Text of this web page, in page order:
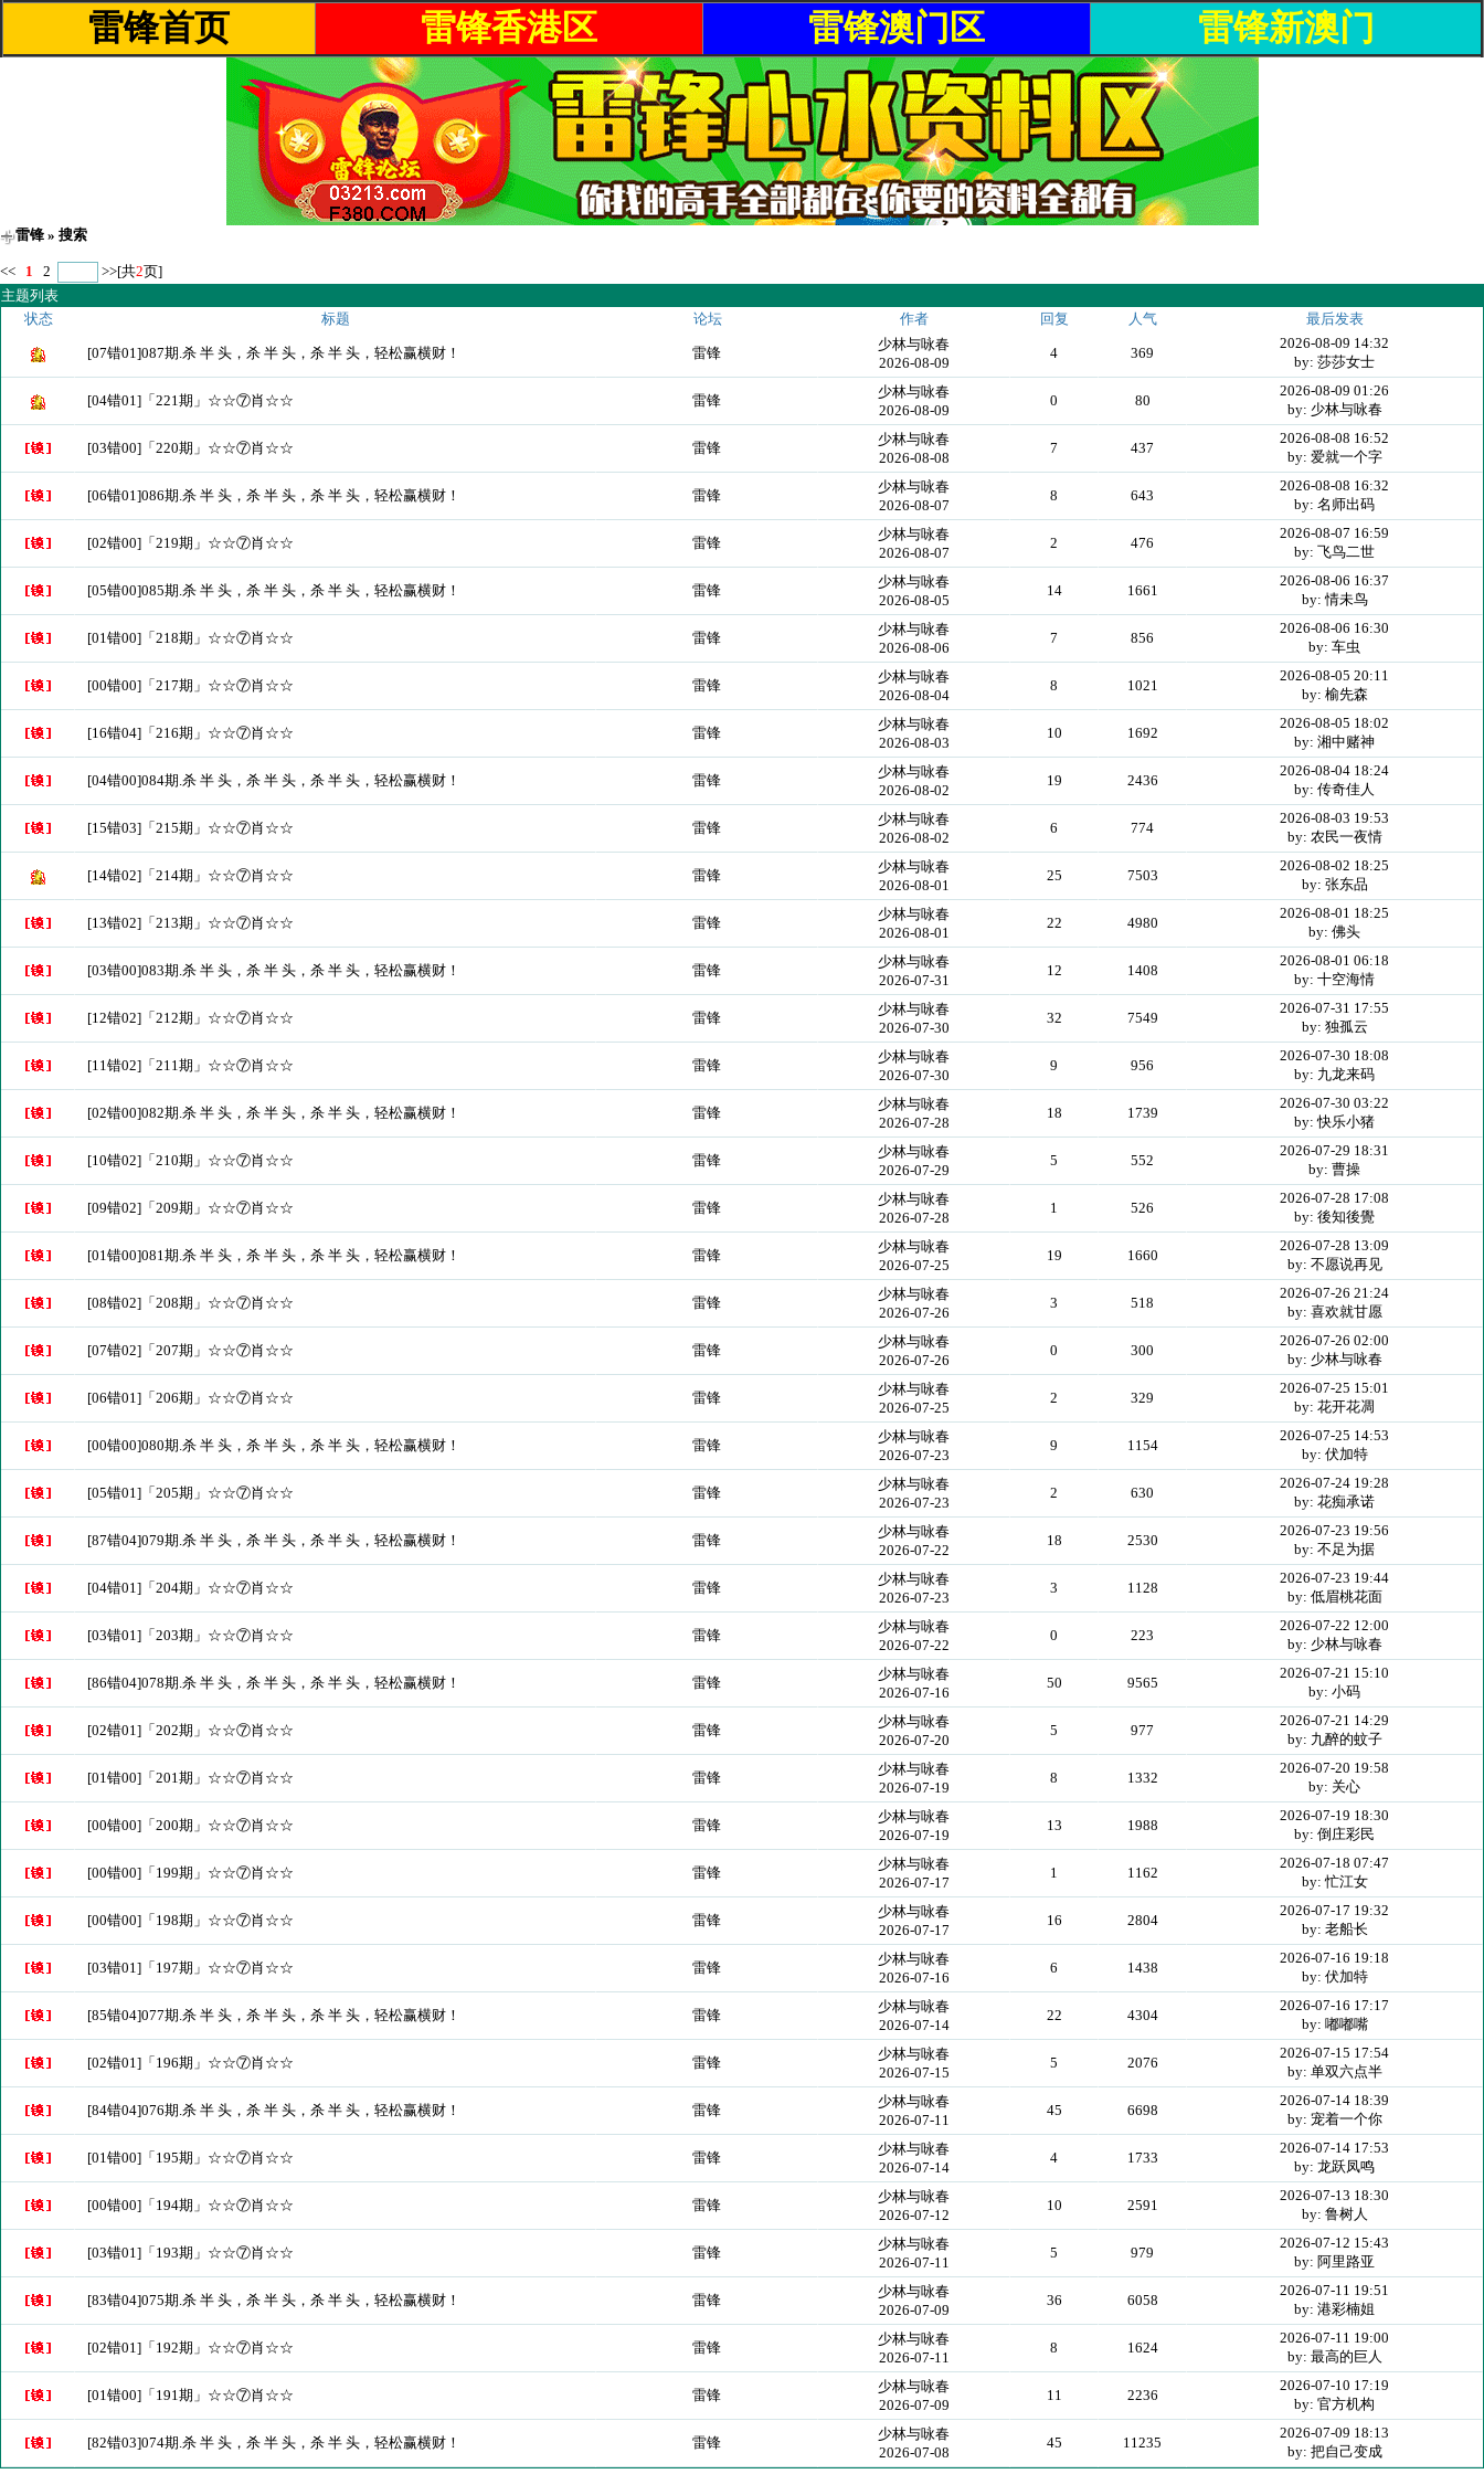
雷锋首页 雷锋香港区 雷锋澳门区 雷锋新澳门
雷锋 » 搜索
<< 1 2 >>[共2页]
主题列表
状态
标题 论坛 作者 回复 人气 最后发表
[07错01]087期.杀 半 头，杀 半 头，杀 半 头，轻松赢横财！ 雷锋
少林与咏春
2026-08-09
4 369
2026-08-09 14:32
by: 莎莎女士
[04错01]「221期」☆☆⑦肖☆☆ 雷锋
少林与咏春
2026-08-09
0 80
2026-08-09 01:26
by: 少林与咏春
[03错00]「220期」☆☆⑦肖☆☆ 雷锋
少林与咏春
2026-08-08
7 437
2026-08-08 16:52
by: 爱就一个字
[06错01]086期.杀 半 头，杀 半 头，杀 半 头，轻松赢横财！ 雷锋
少林与咏春
2026-08-07
8 643
2026-08-08 16:32
by: 名师出码
[02错00]「219期」☆☆⑦肖☆☆ 雷锋
少林与咏春
2026-08-07
2 476
2026-08-07 16:59
by: 飞鸟二世
[05错00]085期.杀 半 头，杀 半 头，杀 半 头，轻松赢横财！ 雷锋
少林与咏春
2026-08-05
14 1661
2026-08-06 16:37
by: 情未鸟
[01错00]「218期」☆☆⑦肖☆☆ 雷锋
少林与咏春
2026-08-06
7 856
2026-08-06 16:30
by: 车虫
[00错00]「217期」☆☆⑦肖☆☆ 雷锋
少林与咏春
2026-08-04
8 1021
2026-08-05 20:11
by: 榆先森
[16错04]「216期」☆☆⑦肖☆☆ 雷锋
少林与咏春
2026-08-03
10 1692
2026-08-05 18:02
by: 湘中赌神
[04错00]084期.杀 半 头，杀 半 头，杀 半 头，轻松赢横财！ 雷锋
少林与咏春
2026-08-02
19 2436
2026-08-04 18:24
by: 传奇佳人
[15错03]「215期」☆☆⑦肖☆☆ 雷锋
少林与咏春
2026-08-02
6 774
2026-08-03 19:53
by: 农民一夜情
[14错02]「214期」☆☆⑦肖☆☆ 雷锋
少林与咏春
2026-08-01
25 7503
2026-08-02 18:25
by: 张东品
[13错02]「213期」☆☆⑦肖☆☆ 雷锋
少林与咏春
2026-08-01
22 4980
2026-08-01 18:25
by: 佛头
[03错00]083期.杀 半 头，杀 半 头，杀 半 头，轻松赢横财！ 雷锋
少林与咏春
2026-07-31
12 1408
2026-08-01 06:18
by: 十空海情
[12错02]「212期」☆☆⑦肖☆☆ 雷锋
少林与咏春
2026-07-30
32 7549
2026-07-31 17:55
by: 独孤云
[11错02]「211期」☆☆⑦肖☆☆ 雷锋
少林与咏春
2026-07-30
9 956
2026-07-30 18:08
by: 九龙来码
[02错00]082期.杀 半 头，杀 半 头，杀 半 头，轻松赢横财！ 雷锋
少林与咏春
2026-07-28
18 1739
2026-07-30 03:22
by: 快乐小猪
[10错02]「210期」☆☆⑦肖☆☆ 雷锋
少林与咏春
2026-07-29
5 552
2026-07-29 18:31
by: 曹操
[09错02]「209期」☆☆⑦肖☆☆ 雷锋
少林与咏春
2026-07-28
1 526
2026-07-28 17:08
by: 後知後覺
[01错00]081期.杀 半 头，杀 半 头，杀 半 头，轻松赢横财！ 雷锋
少林与咏春
2026-07-25
19 1660
2026-07-28 13:09
by: 不愿说再见
[08错02]「208期」☆☆⑦肖☆☆ 雷锋
少林与咏春
2026-07-26
3 518
2026-07-26 21:24
by: 喜欢就甘愿
[07错02]「207期」☆☆⑦肖☆☆ 雷锋
少林与咏春
2026-07-26
0 300
2026-07-26 02:00
by: 少林与咏春
[06错01]「206期」☆☆⑦肖☆☆ 雷锋
少林与咏春
2026-07-25
2 329
2026-07-25 15:01
by: 花开花凋
[00错00]080期.杀 半 头，杀 半 头，杀 半 头，轻松赢横财！ 雷锋
少林与咏春
2026-07-23
9 1154
2026-07-25 14:53
by: 伏加特
[05错01]「205期」☆☆⑦肖☆☆ 雷锋
少林与咏春
2026-07-23
2 630
2026-07-24 19:28
by: 花痴承诺
[87错04]079期.杀 半 头，杀 半 头，杀 半 头，轻松赢横财！ 雷锋
少林与咏春
2026-07-22
18 2530
2026-07-23 19:56
by: 不足为据
[04错01]「204期」☆☆⑦肖☆☆ 雷锋
少林与咏春
2026-07-23
3 1128
2026-07-23 19:44
by: 低眉桃花面
[03错01]「203期」☆☆⑦肖☆☆ 雷锋
少林与咏春
2026-07-22
0 223
2026-07-22 12:00
by: 少林与咏春
[86错04]078期.杀 半 头，杀 半 头，杀 半 头，轻松赢横财！ 雷锋
少林与咏春
2026-07-16
50 9565
2026-07-21 15:10
by: 小码
[02错01]「202期」☆☆⑦肖☆☆ 雷锋
少林与咏春
2026-07-20
5 977
2026-07-21 14:29
by: 九醉的蚊子
[01错00]「201期」☆☆⑦肖☆☆ 雷锋
少林与咏春
2026-07-19
8 1332
2026-07-20 19:58
by: 关心
[00错00]「200期」☆☆⑦肖☆☆ 雷锋
少林与咏春
2026-07-19
13 1988
2026-07-19 18:30
by: 倒庄彩民
[00错00]「199期」☆☆⑦肖☆☆ 雷锋
少林与咏春
2026-07-17
1 1162
2026-07-18 07:47
by: 忙江女
[00错00]「198期」☆☆⑦肖☆☆ 雷锋
少林与咏春
2026-07-17
16 2804
2026-07-17 19:32
by: 老船长
[03错01]「197期」☆☆⑦肖☆☆ 雷锋
少林与咏春
2026-07-16
6 1438
2026-07-16 19:18
by: 伏加特
[85错04]077期.杀 半 头，杀 半 头，杀 半 头，轻松赢横财！ 雷锋
少林与咏春
2026-07-14
22 4304
2026-07-16 17:17
by: 嘟嘟嘴
[02错01]「196期」☆☆⑦肖☆☆ 雷锋
少林与咏春
2026-07-15
5 2076
2026-07-15 17:54
by: 单双六点半
[84错04]076期.杀 半 头，杀 半 头，杀 半 头，轻松赢横财！ 雷锋
少林与咏春
2026-07-11
45 6698
2026-07-14 18:39
by: 宠着一个你
[01错00]「195期」☆☆⑦肖☆☆ 雷锋
少林与咏春
2026-07-14
4 1733
2026-07-14 17:53
by: 龙跃凤鸣
[00错00]「194期」☆☆⑦肖☆☆ 雷锋
少林与咏春
2026-07-12
10 2591
2026-07-13 18:30
by: 鲁树人
[03错01]「193期」☆☆⑦肖☆☆ 雷锋
少林与咏春
2026-07-11
5 979
2026-07-12 15:43
by: 阿里路亚
[83错04]075期.杀 半 头，杀 半 头，杀 半 头，轻松赢横财！ 雷锋
少林与咏春
2026-07-09
36 6058
2026-07-11 19:51
by: 港彩楠姐
[02错01]「192期」☆☆⑦肖☆☆ 雷锋
少林与咏春
2026-07-11
8 1624
2026-07-11 19:00
by: 最高的巨人
[01错00]「191期」☆☆⑦肖☆☆ 雷锋
少林与咏春
2026-07-09
11 2236
2026-07-10 17:19
by: 官方机构
[82错03]074期.杀 半 头，杀 半 头，杀 半 头，轻松赢横财！ 雷锋
少林与咏春
2026-07-08
45 11235
2026-07-09 18:13
by: 把自己变成